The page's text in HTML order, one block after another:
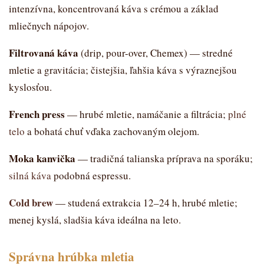
intenzívna, koncentrovaná káva s crémou a základ
mliečnych nápojov.
Filtrovaná káva (drip, pour-over, Chemex) — stredné
mletie a gravitácia; čistejšia, ľahšia káva s výraznejšou
kyslosťou.
French press — hrubé mletie, namáčanie a filtrácia; plné
telo a bohatá chuť vďaka zachovaným olejom.
Moka kanvička — tradičná talianska príprava na sporáku;
silná kávapodobná espressu.
Cold brew— studená extrakcia 12–24 h, hrubé mletie;
menej kyslá, sladšia káva ideálna na leto.
Správna hrúbka mletia